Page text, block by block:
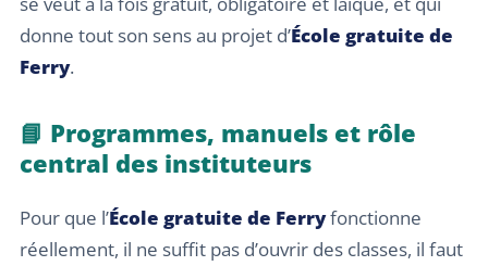
donne tout son sens au projet d’École gratuite de
Ferry.
📘 Programmes, manuels et rôle
central des instituteurs
Pour que l’École gratuite de Ferryfonctionne
réellement, il ne suffit pas d’ouvrir des classes, il faut